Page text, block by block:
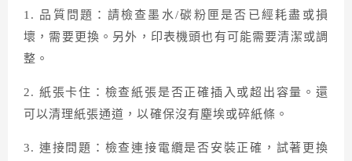
1. 品質問題：請檢查墨水/碳粉匣是否已經耗盡或損
壞，需要更換。另外，印表機頭也有可能需要清潔或調
整。
2. 紙張卡住：檢查紙張是否正確插入或超出容量。還
可以清理紙張通道，以確保沒有塵埃或碎紙條。
3. 連接問題：檢查連接電纜是否安裝正確，試著更換